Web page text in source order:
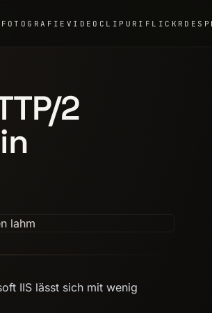
FOTOGRAFIE VIDEOCLIPURI FLICKR
2
IIS lässt sich mit wenig